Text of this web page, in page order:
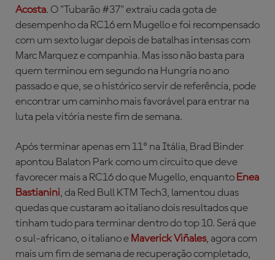
Acosta. O "Tubarão #37" extraiu cada gota de
desempenho da RC16 em Mugello e foi recompensado
com um sexto lugar depois de batalhas intensas com
Marc Marquez e companhia. Mas isso não basta para
quem terminou em segundo na Hungria no ano
passado e que, se o histórico servir de referência, pode
encontrar um caminho mais favorável para entrar na
luta pela vitória neste fim de semana.
Após terminar apenas em 11º na Itália, Brad Binder
apontou Balaton Park como um circuito que deve
favorecer mais a RC16 do que Mugello, enquanto Enea
Bastianini, da Red Bull KTM Tech3, lamentou duas
quedas que custaram ao italiano dois resultados que
tinham tudo para terminar dentro do top 10. Será que
o sul-africano, o italiano e Maverick Viñales, agora com
mais um fim de semana de recuperação completado,